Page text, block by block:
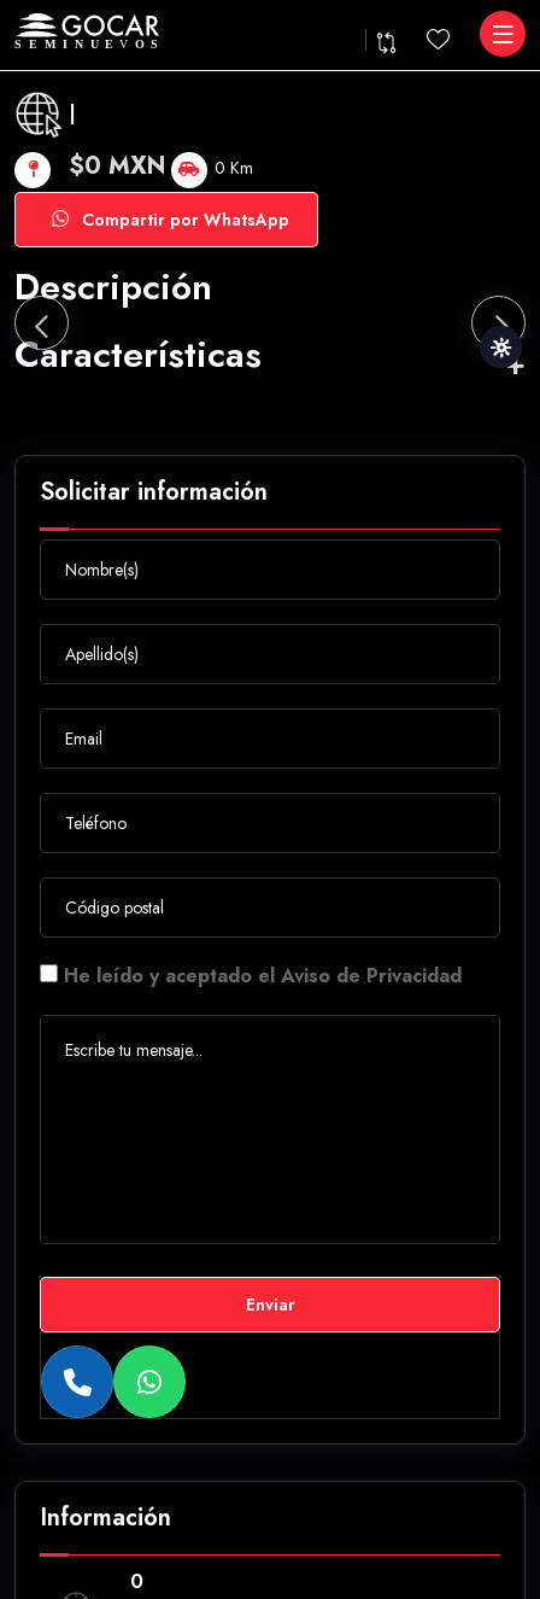
|
$0 MXN 0 Km
Compartir por WhatsApp
Descripción
Características
Solicitar información
He leído y aceptado el Aviso de Privacidad
Enviar
Información
0